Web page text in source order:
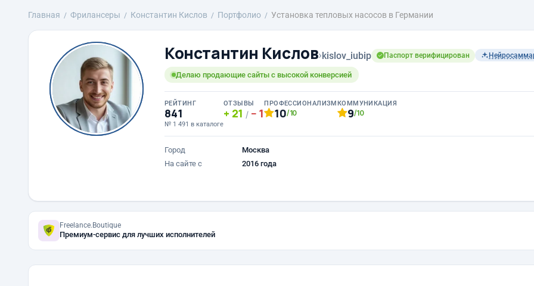
Главная Фрилансеры Константин Кислов Портфолио Установка тепловых насосов в Германии
Константин Кислов›kislov_iubip Паспорт верифицирован
Делаю продающие сайты с высокой конверсией
РЕЙТИНГ
841
№ 1 491 в каталоге
ОТЗЫВЫ
21 / 1
ПРОФЕССИОНАЛИЗМ
10/10
КОММУНИКАЦИЯ
9/10
Город
Москва
На сайте с
2016 года
Freelance.Boutique
Премиум-сервис для лучших исполнителей